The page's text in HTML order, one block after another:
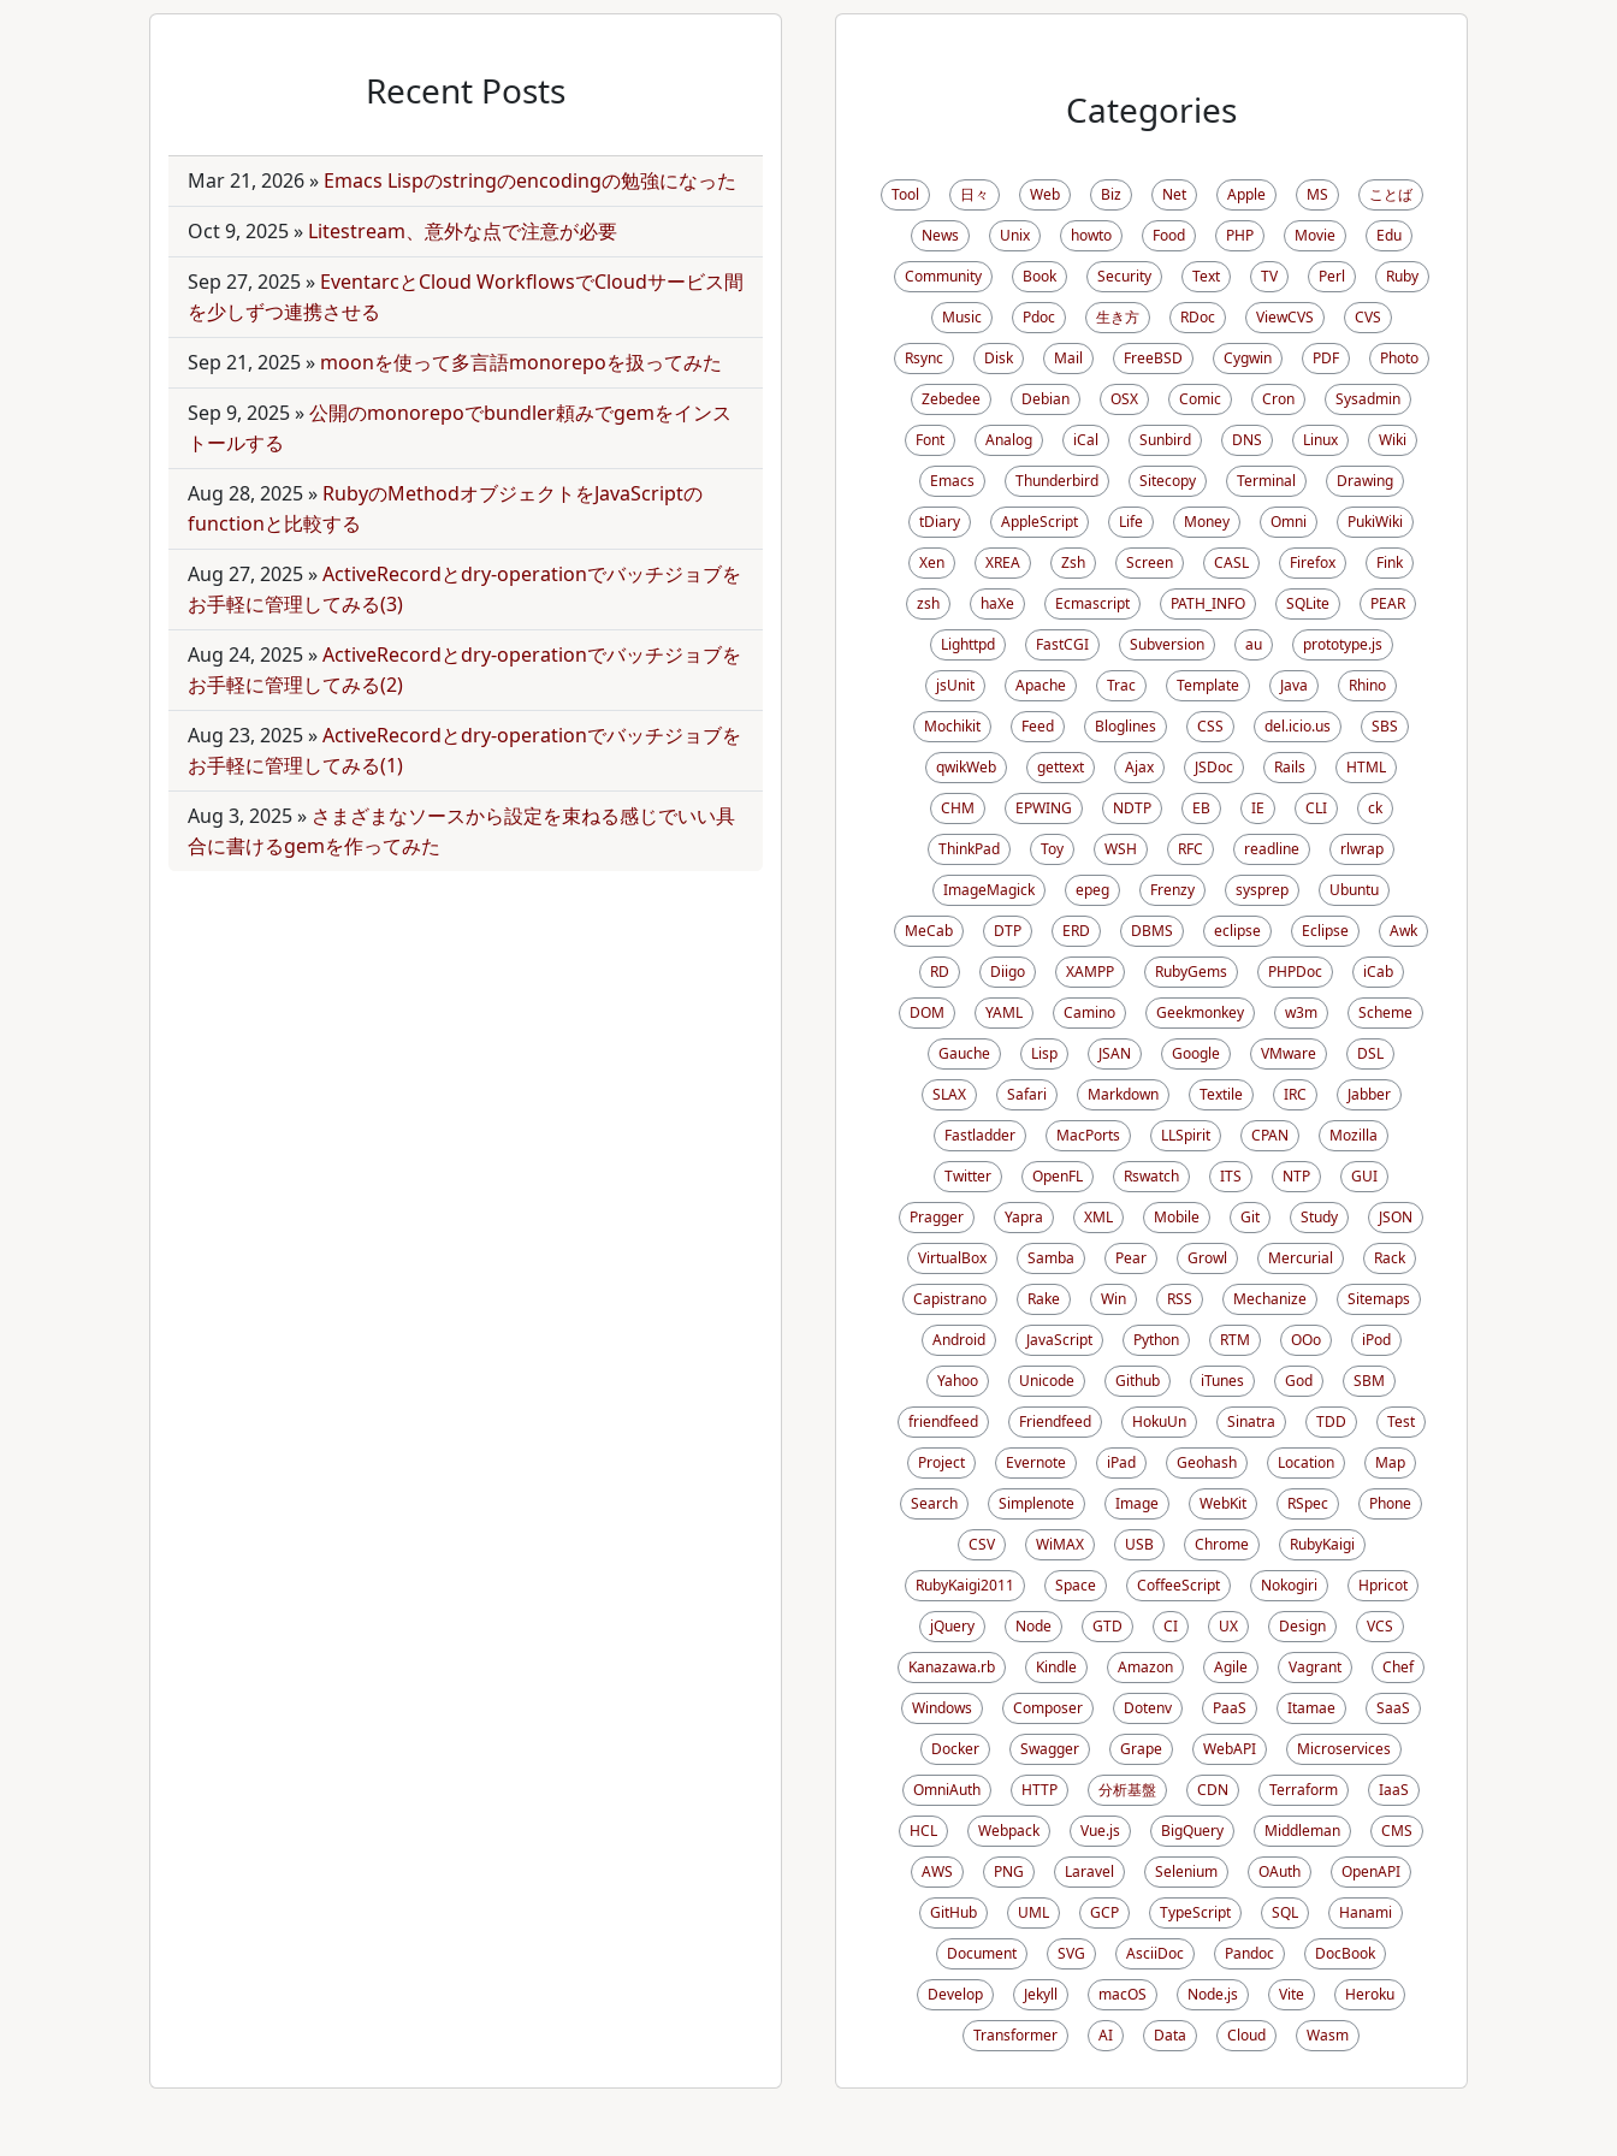
Recent Posts
Mar 21, 2026» Emacs Lispのstringのencodingの勉強になった
Oct 9, 2025» Litestream、意外な点で注意が必要
Sep 27, 2025» EventarcとCloud WorkflowsでCloudサービス間
を少しずつ連携させる
Sep 21, 2025» moonを使って多言語monorepoを扱ってみた
Sep 9, 2025»公開のmonorepoでbundler頼みでgemをインス
トールする
Aug 28, 2025» RubyのMethodオブジェクトをJavaScriptの
functionと比較する
Aug 27, 2025»ActiveRecordとdry-operationでバッチジョブを
お手軽に管理してみる(3)
Aug 24, 2025»ActiveRecordとdry-operationでバッチジョブを
お手軽に管理してみる(2)
Aug 23, 2025»ActiveRecordとdry-operationでバッチジョブを
お手軽に管理してみる(1)
Aug 3, 2025» さまざまなソースから設定を束ねる感じでいい具
合に書けるgemを作ってみた
Categories
Tool 日々 Web Biz Net Apple MS
ことば
News
Unix howto Food PHP Movie
Edu
Community
Book Security Text TV Perl
Ruby
Music
Pdoc 生き方 RDoc ViewCVS
CVS
Rsync
Disk Mail FreeBSD Cygwin PDF
Photo
Zebedee
Debian OSX Comic Cron
Sysadmin
Font
Analog iCal Sunbird DNS Linux
Wiki
Emacs
Thunderbird Sitecopy Terminal
Drawing
tDiary
AppleScript Life Money Omni
PukiWiki
Xen
XREA Zsh Screen CASL Firefox
Fink
zsh
haXe Ecmascript PATH_INFO SQLite
PEAR
Lighttpd
FastCGI Subversion au
prototype.js
jsUnit
Apache Trac Template Java
Rhino
Mochikit
Feed Bloglines CSS del.icio.us
SBS
qwikWeb
gettext Ajax JSDoc Rails
HTML
CHM
EPWING NDTP EB IE CLI
ck
ThinkPad
Toy WSH RFC readline
rlwrap
ImageMagick
epeg Frenzy sysprep
Ubuntu
MeCab
DTP ERD DBMS eclipse Eclipse
Awk
RD
Diigo XAMPP RubyGems PHPDoc
iCab
DOM
YAML Camino Geekmonkey w3m
Scheme
Gauche
Lisp JSAN Google VMware
DSL
SLAX
Safari Markdown Textile IRC
Jabber
Fastladder
MacPorts LLSpirit CPAN
Mozilla
Twitter
OpenFL Rswatch ITS NTP
GUI
Pragger
Yapra XML Mobile Git Study
JSON
VirtualBox
Samba Pear Growl Mercurial
Rack
Capistrano
Rake Win RSS Mechanize
Sitemaps
Android
JavaScript Python RTM OOo
iPod
Yahoo
Unicode Github iTunes God
SBM
friendfeed
Friendfeed HokuUn Sinatra TDD
Test
Project
Evernote iPad Geohash Location
Map
Search
Simplenote Image WebKit RSpec
Phone
CSV
WiMAX USB Chrome
RubyKaigi
RubyKaigi2011
Space CoffeeScript Nokogiri
Hpricot
jQuery
Node GTD CI UX Design
VCS
Kanazawa.rb
Kindle Amazon Agile Vagrant
Chef
Windows
Composer Dotenv PaaS Itamae
SaaS
Docker
Swagger Grape WebAPI
Microservices
OmniAuth
HTTP 分析基盤 CDN Terraform
IaaS
HCL
Webpack Vue.js BigQuery Middleman
CMS
AWS
PNG Laravel Selenium OAuth
OpenAPI
GitHub
UML GCP TypeScript SQL
Hanami
Document
SVG AsciiDoc Pandoc
DocBook
Develop
Jekyll macOS Node.js Vite
Heroku
Transformer
AI Data Cloud Wasm